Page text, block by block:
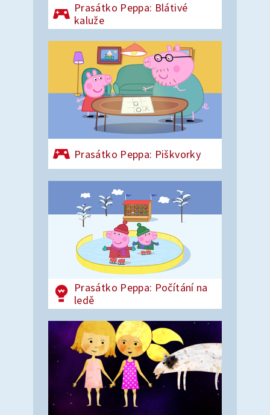
Prasátko Peppa: Blátivé
kaluže
Prasátko Peppa: Piškvorky
Prasátko Peppa: Počítání na
ledě